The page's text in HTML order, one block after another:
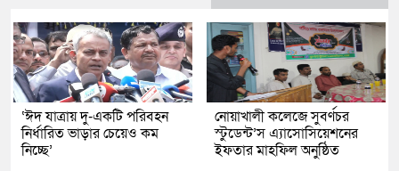
‘ঈদ যাত্রায় দু-একটি পরিবহন
নির্ধারিত ভাড়ার চেয়েও কম
নিচ্ছে’
নোয়াখালী কলেজে সুবর্ণচর
স্টুডেন্ট’স এ্যাসোসিয়েশনের
ইফতার মাহফিল অনুষ্ঠিত